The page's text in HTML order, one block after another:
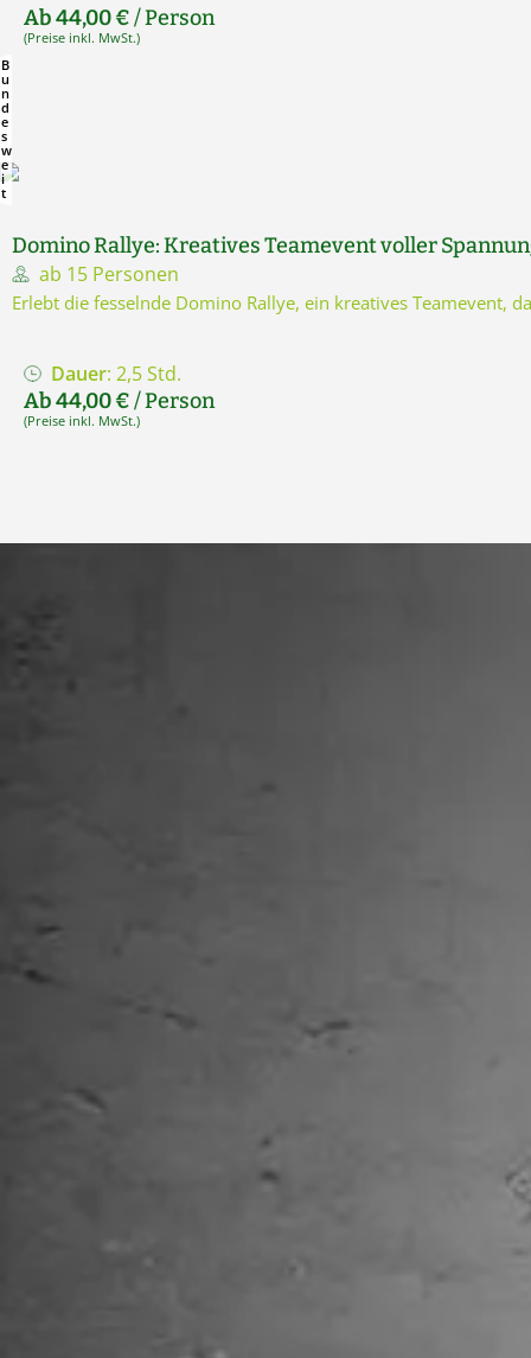
Ab 44,00 €/ Person
(Preise inkl. MwSt.)
B
u
n
d
e
s
w
e
i
t
Domino Rallye: Kreatives Teamevent voller
ab 15 Personen
Erlebt die fesselnde Domino Rallye, ein kreatives Teamevent,
Dauer: 2,5 Std.
Ab 44,00 €/ Person
(Preise inkl. MwSt.)